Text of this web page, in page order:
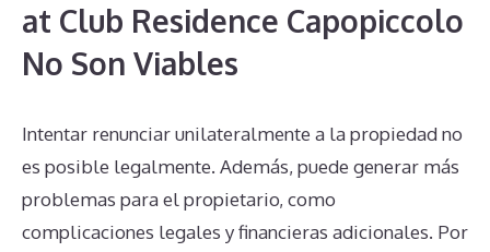
at Club Residence Capopiccolo
No Son Viables
Intentar renunciar unilateralmente a la propiedad no
es posible legalmente. Además, puede generar más
problemas para el propietario, como
complicaciones legales y financieras adicionales. Por